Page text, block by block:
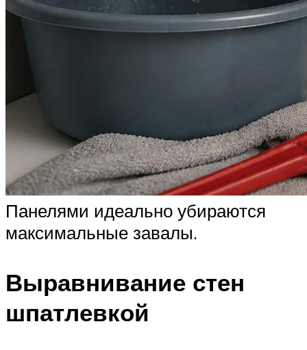
Панелями идеально убираются
максимальные завалы.
Выравнивание стен
шпатлевкой